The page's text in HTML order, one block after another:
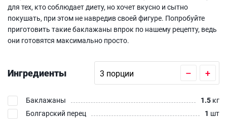
для тех, кто соблюдает диету, но хочет вкусно и сытно
покушать, при этом не навредив своей фигуре. Попробуйте
приготовить такие баклажаны впрок по нашему рецепту, ведь
они готовятся максимально просто.
Ингредиенты – +
Баклажаны 1.5 кг
Болгарский перец
1 шт